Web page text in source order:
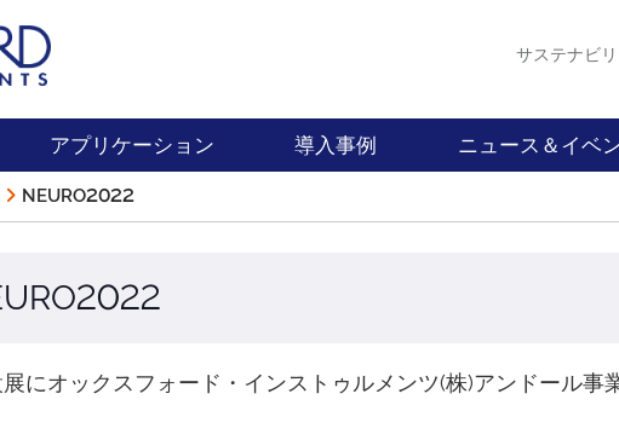
サステナビリ
アプリケーション 導入事例 ニュース＆イベ
NEURO2022
にオックスフォード・インストゥルメンツ(株)アンドール事